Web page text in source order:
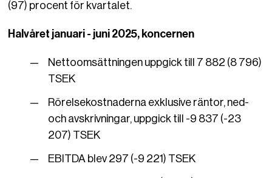
(97) procent för kvartalet.
Halvåret januari - juni 2025, koncernen
Nettoomsättningen uppgick till 7 882 (8 796)
TSEK
Rörelsekostnaderna exklusive räntor, ned-
och avskrivningar, uppgick till -9 837 (-23
207) TSEK
EBITDA blev 297 (-9 221) TSEK